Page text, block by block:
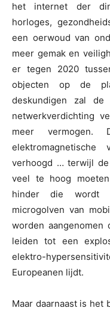
het internet der
horloges,
een oerwoud van
meer gemak en
er tegen 2020
objecten op de
deskundigen zal
netwerkverdichting
meer vermogen.
verhoogd … terwijl
veel te hoog
hinder die wordt
microgolven van
worden aangenomen
leiden tot een
elektro-
Europeanen lijdt.
Maar daarnaast is het